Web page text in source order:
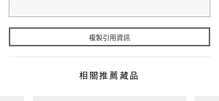
複製引用資訊
相關推薦藏品